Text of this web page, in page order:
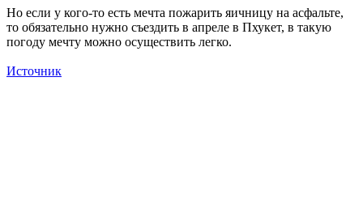
Но если у кого-то есть мечта пожарить яичницу на асфальте,
то обязательно нужно съездить в апреле в Пхукет, в такую
погоду мечту можно осуществить легко.
Источник